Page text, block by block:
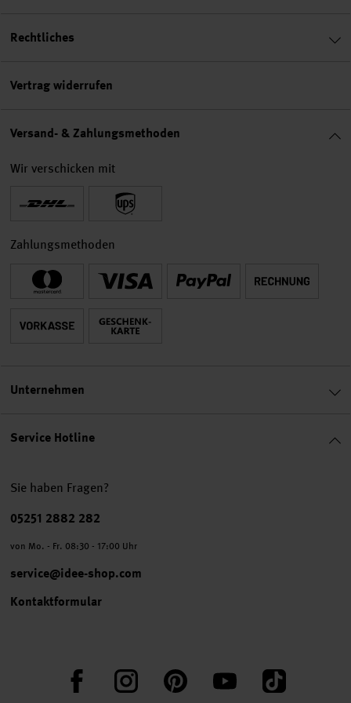
Service Hotline
Sie haben Fragen?
Telefonnummer
05251 2882 282
von Mo. - Fr. 08:30 - 17:00 Uhr
service@idee-shop.com
Kontaktformular
FacebookInstagram PinterestYouTube TikTok
Rechtliches
Vertrag widerrufen
Versand- & Zahlungsmethoden
Wir verschicken mit
Zahlungsmethoden
Unternehmen